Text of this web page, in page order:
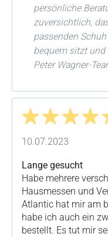
persönliche
zuversichtlich,
passenden
bequem sitzt und
Peter Wagner-
Bewertung mit 5 von
10.07.2023
Lange gesucht
Habe mehrere
Hausmessen und
Atlantic hat mir am
habe ich auch ein
bestellt. Es tut mir